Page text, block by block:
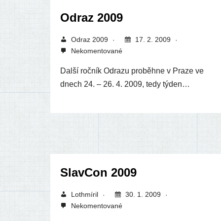
Odraz 2009
Odraz 2009
17. 2. 2009
Nekomentované
Další roč­ník Odrazu pro­běh­ne v Praze ve
dnech 24. – 26. 4. 2009, tedy týden…
SlavCon 2009
Lothmíril
30. 1. 2009
Nekomentované